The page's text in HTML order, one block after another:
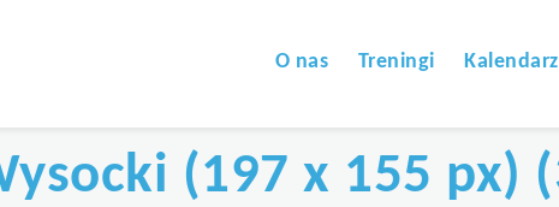
O nas Treningi
(197 x 155 px)